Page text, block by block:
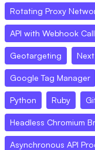
Rotating Proxy
API with Webhook
Geotargeting
Google Tag Manager
Python Ruby
Headless Chromium
Asynchronous API